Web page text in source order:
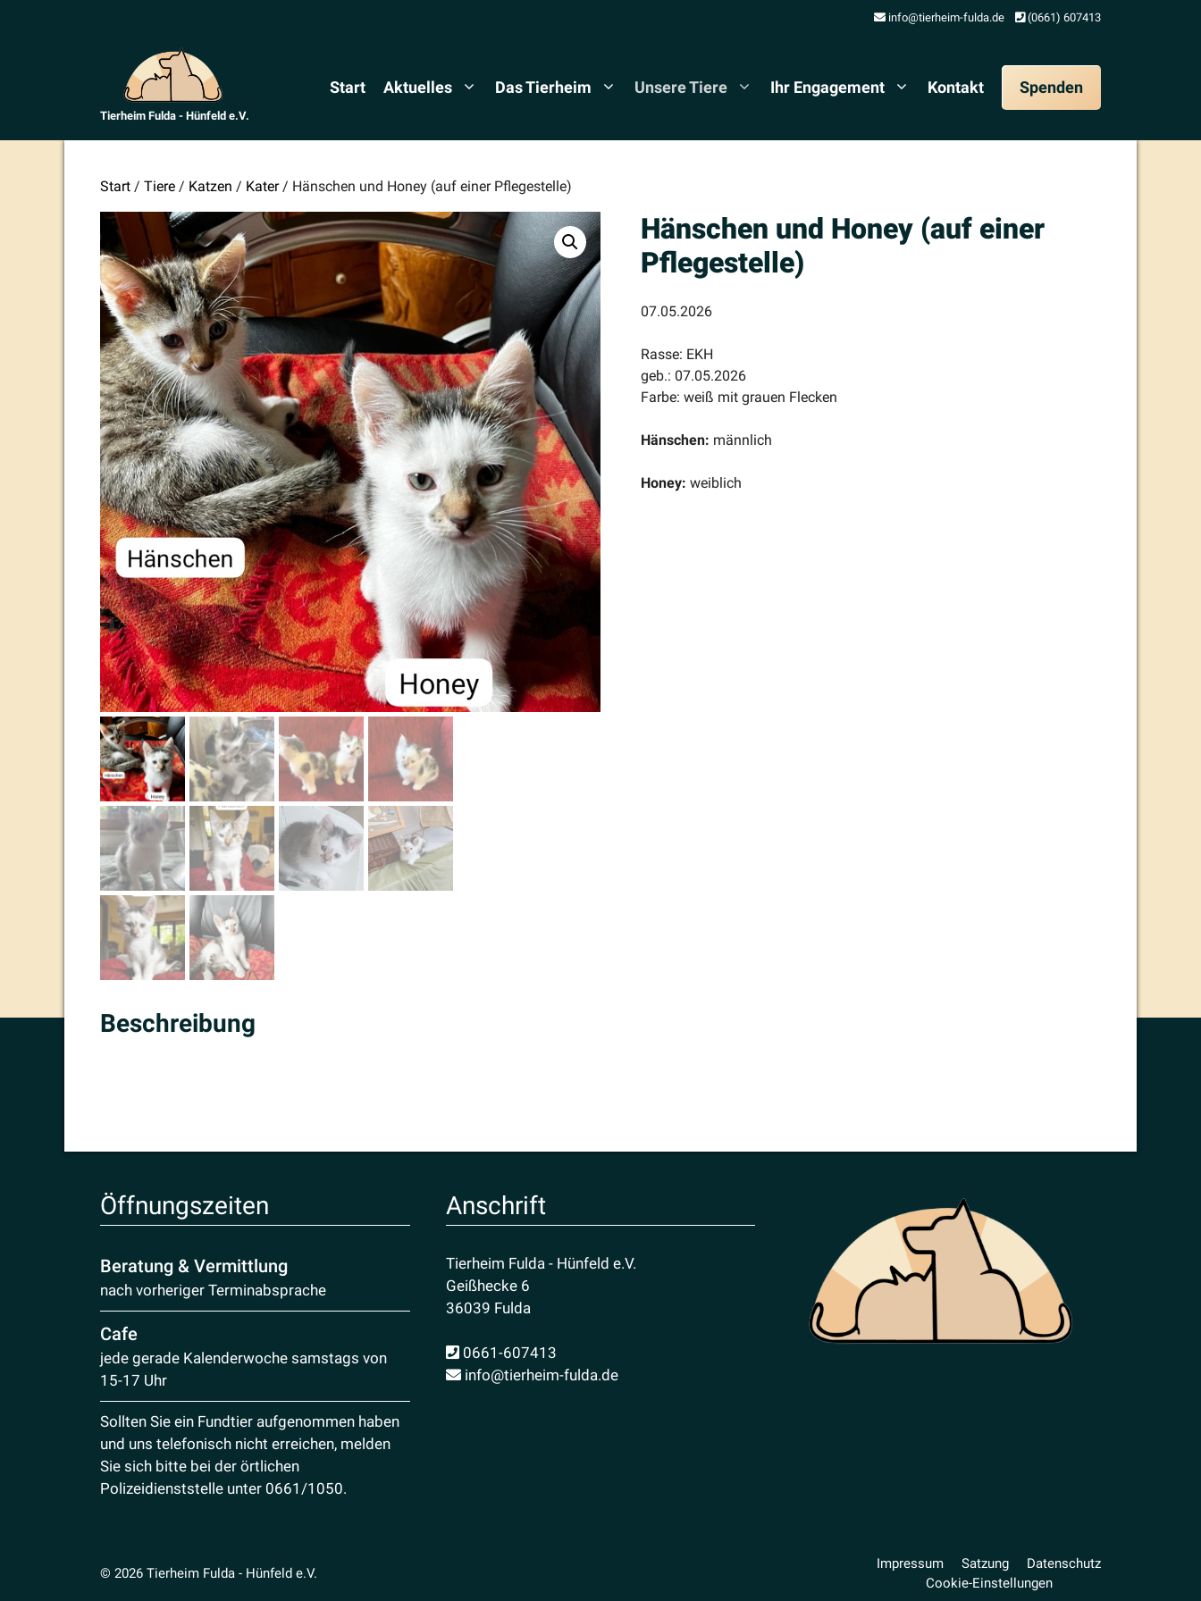
info@tierheim-fulda.de (0661) 607413
Tierheim Fulda - Hünfeld e.V.
Start Aktuelles Das Tierheim Unsere Tiere Ihr Engagement Kontakt Spenden
Start / Tiere / Katzen / Kater/ Hänschen und Honey (auf einer Pflegestelle)
Hänschen und Honey (auf einer
Pflegestelle)
07.05.2026
Rasse: EKH
geb.: 07.05.2026
Farbe: weiß mit grauen Flecken
Hänschen: männlich
Honey: weiblich
Beschreibung
Öffnungs­zeiten
Beratung & Vermittlung
nach vorheriger Terminabsprache
Cafe
jede gerade Kalenderwoche samstags von
15-17 Uhr
Sollten Sie ein Fundtier aufgenommen haben
und uns telefonisch nicht erreichen, melden
Sie sich bitte bei der örtlichen
Polizeidienststelle unter 0661/1050.
Anschrift
Tierheim Fulda - Hünfeld e.V.
Geißhecke 6
36039 Fulda
0661-607413
info@tierheim-fulda.de
Impressum Satzung
Daten­schutz
Cookie-Einstellungen
© 2026 Tierheim Fulda - Hünfeld e.V.